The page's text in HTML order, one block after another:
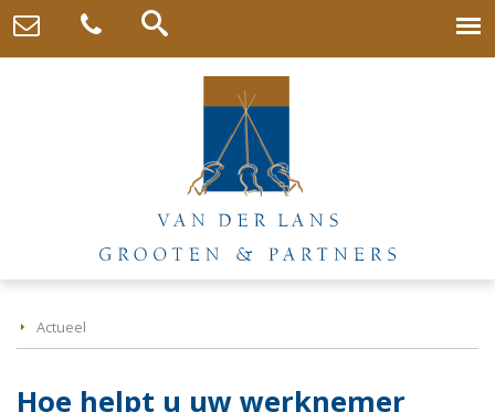
Actueel
Hoe helpt u uw werknemer